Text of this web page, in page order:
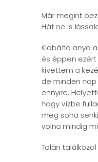
Már megint
Hát ne is
Kiabálta anya
és éppen
kivettem a
de minden
ennyire.
hogy vízbe
meg soha
volna mindig
Talán